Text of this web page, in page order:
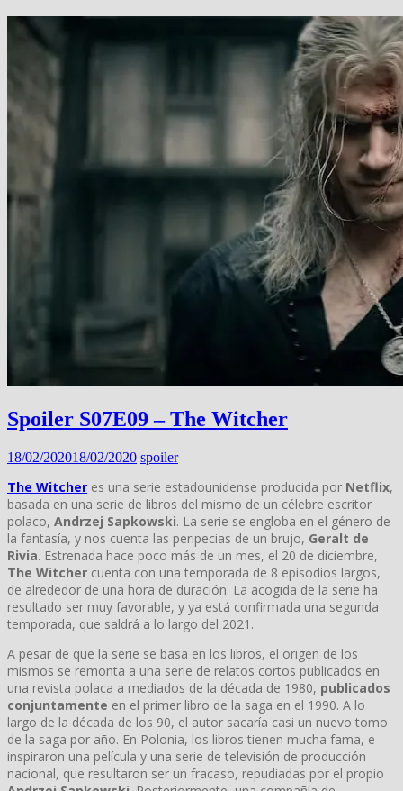
Spoiler S07E09 – The Witcher
18/02/202018/02/2020 spoiler
The Witcher es una serie estadounidense producida por Netflix,
basada en una serie de libros del mismo de un célebre escritor
polaco, Andrzej Sapkowski. La serie se engloba en el género de
la fantasía, y nos cuenta las peripecias de un brujo, Geralt de
Rivia. Estrenada hace poco más de un mes, el 20 de diciembre,
The Witcher cuenta con una temporada de 8 episodios largos,
de alrededor de una hora de duración. La acogida de la serie ha
resultado ser muy favorable, y ya está confirmada una segunda
temporada, que saldrá a lo largo del 2021.
A pesar de que la serie se basa en los libros, el origen de los
mismos se remonta a una serie de relatos cortos publicados en
una revista polaca a mediados de la década de 1980, publicados
conjuntamente en el primer libro de la saga en el 1990. A lo
largo de la década de los 90, el autor sacaría casi un nuevo tomo
de la saga por año. En Polonia, los libros tienen mucha fama, e
inspiraron una película y una serie de televisión de producción
nacional, que resultaron ser un fracaso, repudiadas por el propio